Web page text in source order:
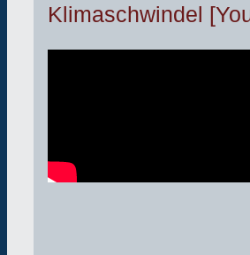
Klimaschwindel